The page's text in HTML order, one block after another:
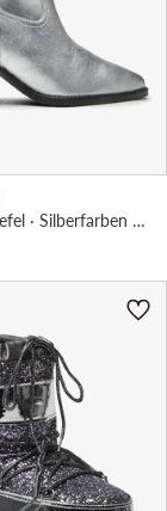
Cowboystiefel · Silberfarben · 6 cm